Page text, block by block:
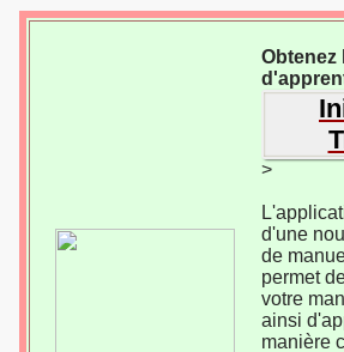
Obtenez
>
d'une
de
permet
votre
ainsi
manière